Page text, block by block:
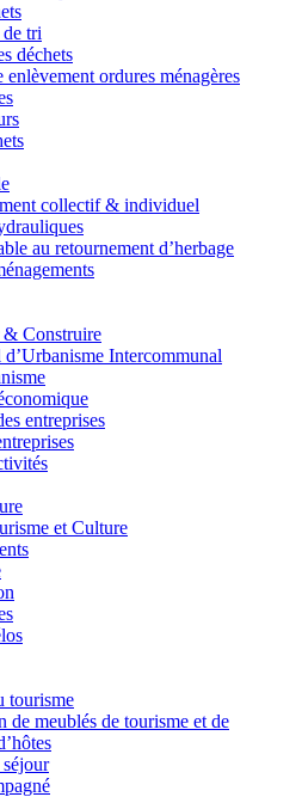
tri
déchets
enlèvement ordures ménagères
collectif & individuel
au retournement d’herbage
& Construire
Intercommunal
entreprises
et Culture
tourisme
de meublés de tourisme et de